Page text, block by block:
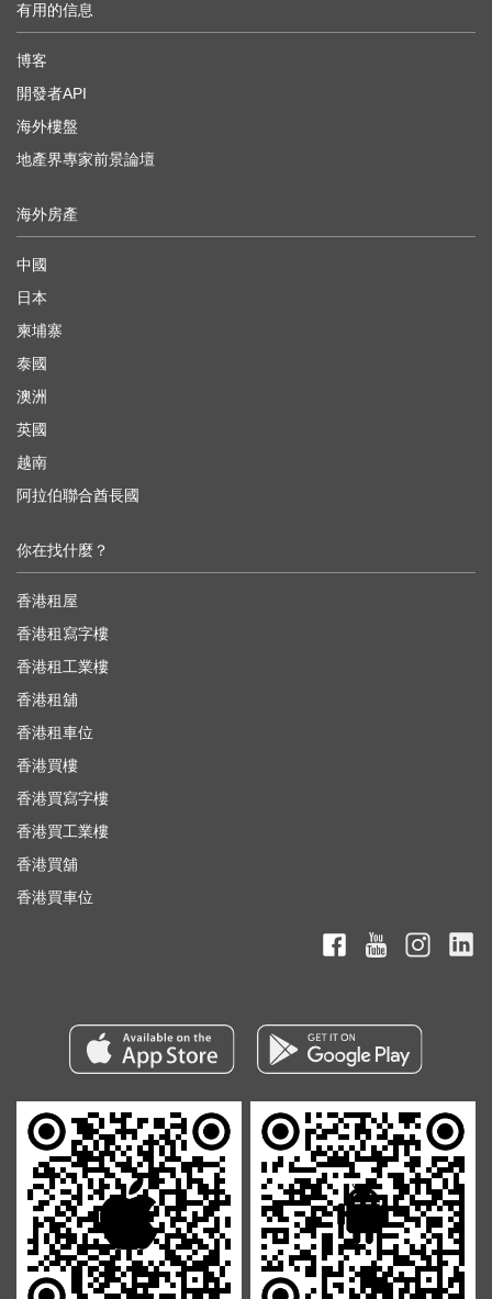
有用的信息
博客
開發者API
海外樓盤
地產界專家前景論壇
海外房產
中國
日本
柬埔寨
泰國
澳洲
英國
越南
阿拉伯聯合酋長國
你在找什麼？
香港租屋
香港租寫字樓
香港租工業樓
香港租舖
香港租車位
香港買樓
香港買寫字樓
香港買工業樓
香港買舖
香港買車位